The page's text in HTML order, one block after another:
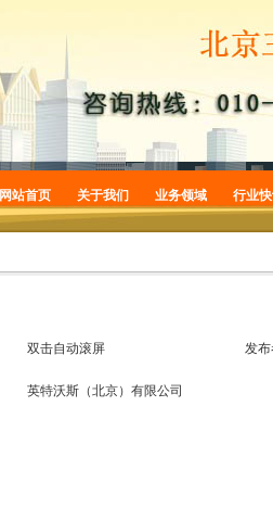
网站首页 关于我们
企业简介
业务领域
商标服务
行业
双击自动滚屏 发布
英特沃斯（北京）有限公司